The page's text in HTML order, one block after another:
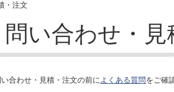
・注文
問い合わせ・
い合わせ・見積・注文の前によくある質問をご確